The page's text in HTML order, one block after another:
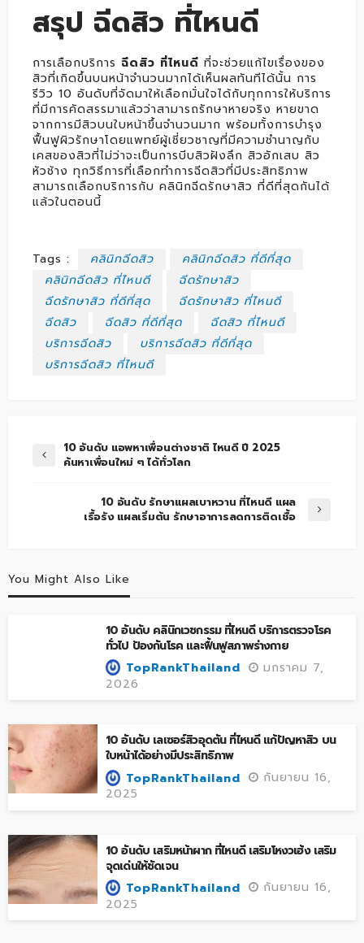
สรุป ฉีดสิว ที่ไหนดี
การเลือกบริการ ฉีดสิว ที่ไหนดี ที่จะช่วยแก้ไขเรื่องของ
สิวที่เกิดขึ้นบนหน้าจำนวนมากได้เห็นผลทันทีได้นั้น การ
รีวิว 10 อันดับที่จัดมาให้เลือกมั่นใจได้กับทุกการให้บริการ
ที่มีการคัดสรรมาแล้วว่าสามารถรักษาหายจริง หายขาด
จากการมีสิวบนใบหน้าขึ้นจำนวนมาก พร้อมทั้งการบำรุง
ฟื้นฟูผิวรักษาโดยแพทย์ผู้เชี่ยวชาญที่มีความชำนาญกับ
เคสของสิวที่ไม่ว่าจะเป็นการบีบสิวฝังลึก สิวอักเสบ สิว
หัวช้าง ทุกวิธีการที่เลือกทำการฉีดสิวที่มีประสิทธิภาพ
สามารถเลือกบริการกับ คลินิกฉีดรักษาสิว ที่ดีที่สุดกันได้
แล้วในตอนนี้
Tags : คลินิกฉีดสิว
คลินิกฉีดสิว ที่ดีที่สุด
คลินิกฉีดสิว ที่ไหนดี
ฉีดรักษาสิว
ฉีดรักษาสิว ที่ดีที่สุด
ฉีดรักษาสิว ที่ไหนดี
ฉีดสิว
ฉีดสิว ที่ดีที่สุด
ฉีดสิว ที่ไหนดี
บริการฉีดสิว
บริการฉีดสิว ที่ดีที่สุด
บริการฉีดสิว ที่ไหนดี
10 อันดับ แอพหาเพื่อนต่างชาติ ไหนดี ปี 2025
ค้นหาเพื่อนใหม่ ๆ ได้ทั่วโลก
10 อันดับ รักษาแผลเบาหวาน ที่ไหนดี แผล
เรื้อรัง แผลเริ่มต้น รักษาอาการลดการติดเชื้อ
You Might Also Like
10 อันดับ คลินิกเวชกรรม ที่ไหนดี บริการตรวจโรค
ทั่วไป ป้องกันโรค และฟื้นฟูสภาพร่างกาย
TopRankThailand
มกราคม 7,
2026
10 อันดับ เลเซอร์สิวอุดตัน ที่ไหนดี แก้ปัญหาสิว บน
ใบหน้าได้อย่างมีประสิทธิภาพ
TopRankThailand
กันยายน 16,
2025
10 อันดับ เสริมหน้าผาก ที่ไหนดี เสริมโหงวเฮ้ง เสริม
จุดเด่นให้ชัดเจน
TopRankThailand
กันยายน 16,
2025